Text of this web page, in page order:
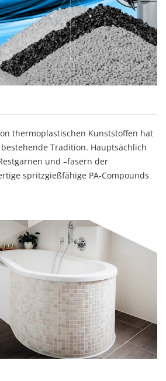
thermoplastischen Kunststoffen hat
Tradition. Hauptsächlich
und –fasern der
spritzgießfähige PA-Compounds